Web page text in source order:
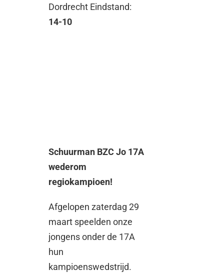
Dordrecht Eindstand:
14-10
Schuurman BZC Jo 17A
wederom
regiokampioen!
Afgelopen zaterdag 29
maart speelden onze
jongens onder de 17A
hun
kampioenswedstrijd.